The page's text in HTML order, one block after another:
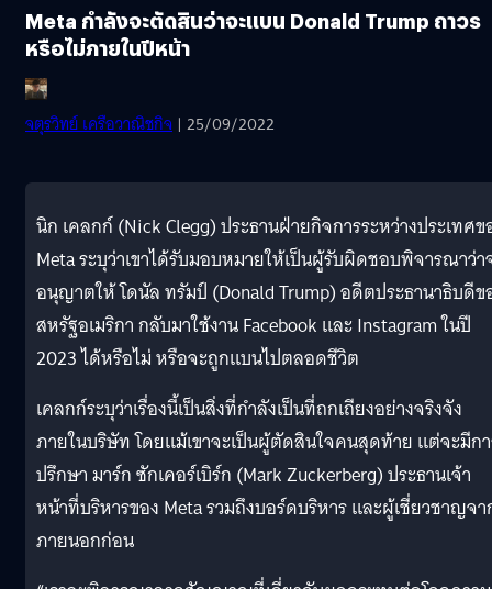
Meta กำลังจะตัดสินว่าจะแบน Donald Trump ถาวร
หรือไม่ภายในปีหน้า
จตุรวิทย์ เครือวาณิชกิจ | 25/09/2022
นิก เคลกก์ (Nick Clegg) ประธานฝ่ายกิจการระหว่างประเทศข
Meta ระบุว่าเขาได้รับมอบหมายให้เป็นผู้รับผิดชอบพิจารณาว่า
อนุญาตให้ โดนัล ทรัมป์ (Donald Trump) อดีตประธานาธิบดีข
สหรัฐอเมริกา กลับมาใช้งาน Facebook และ Instagram ในปี
2023 ได้หรือไม่ หรือจะถูกแบนไปตลอดชีวิต
เคลกก์ระบุว่าเรื่องนี้เป็นสิ่งที่กำลังเป็นที่ถกเถียงอย่างจริงจัง
ภายในบริษัท โดยแม้เขาจะเป็นผู้ตัดสินใจคนสุดท้าย แต่จะมีก
ปรึกษา มาร์ก ซักเคอร์เบิร์ก (Mark Zuckerberg) ประธานเจ้า
หน้าที่บริหารของ Meta รวมถึงบอร์ดบริหาร และผู้เชี่ยวชาญจ
ภายนอกก่อน